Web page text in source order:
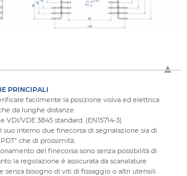
PRINCIPALI
facilmente la posizione visiva ed elettrica
da lunghe distanze.
VDI/VDE 3845 standard. (EN15714-3)
suo interno due finecorsa di segnalazione sia di
che di prossimità.
del finecorsa sono senza possibilità di
la regolazione è assicurata da scanalature
senza bisogno di viti di fissaggio o altri utensili.